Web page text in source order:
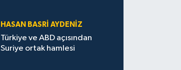
HASAN BASRI AYDENIZ
Türkiye ve ABD açısından
Suriye ortak hamlesi